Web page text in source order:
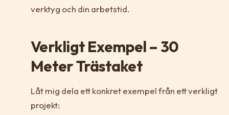
verktyg och din arbetstid.
Verkligt Exempel – 30
Meter Trästaket
Låt mig dela ett konkret exempel från ett verkligt
projekt: